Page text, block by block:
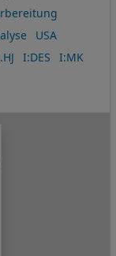
USA
I:DES
I:MK